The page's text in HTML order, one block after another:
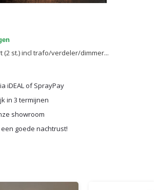
(2 st.) incl trafo/verdeler/dimmer...
iDEAL of SprayPay
in 3 termijnen
showroom
goede nachtrust!